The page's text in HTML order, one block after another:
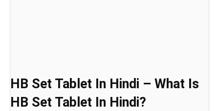
HB Set Tablet In Hindi – What Is
HB Set Tablet In Hindi?